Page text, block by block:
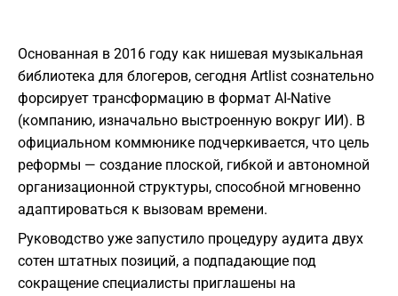
Основанная в 2016 году как нишевая музыкальная
библиотека для блогеров, сегодня Artlist сознательно
форсирует трансформацию в формат AI-Native
(компанию, изначально выстроенную вокруг ИИ). В
официальном коммюнике подчеркивается, что цель
реформы — создание плоской, гибкой и автономной
организационной структуры, способной мгновенно
адаптироваться к вызовам времени.
Руководство уже запустило процедуру аудита двух
сотен штатных позиций, а подпадающие под
сокращение специалисты приглашены на